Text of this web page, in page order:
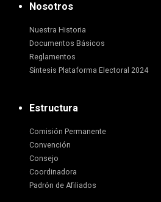
Nosotros
Nuestra Historia
Documentos Básicos
Reglamentos
Síntesis Plataforma Electoral 2024
Estructura
Comisión Permanente
Convención
Consejo
Coordinadora
Padrón de Afiliados